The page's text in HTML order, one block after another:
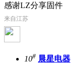
感谢LZ分享固件
来自江苏
10# 晨星电器